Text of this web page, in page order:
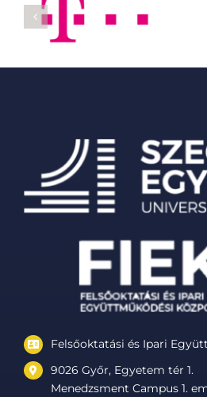
Felsőoktatási és Ipari
9026 Győr, Egyetem tér 1.
Menedzsment Campus 1.